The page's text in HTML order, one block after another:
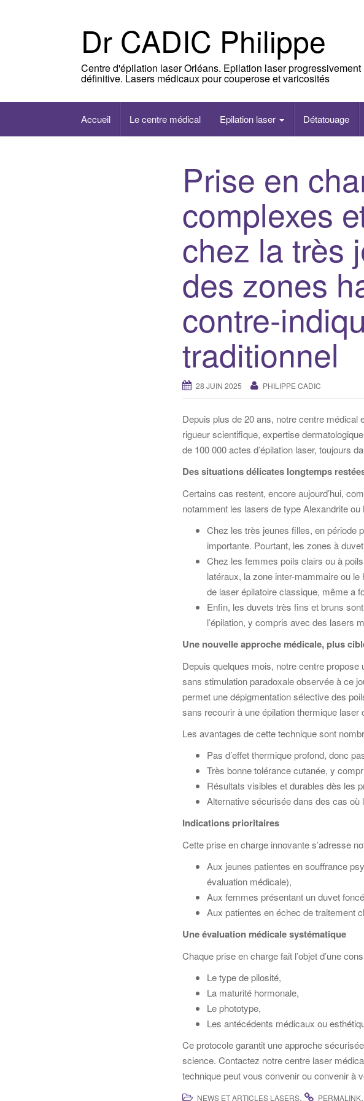
Dr CADIC Philippe
Centre d'épilation laser Orléans. Epilation laser progressivement
définitive. Lasers médicaux pour couperose et varicosités
Accueil Le centre médical Epilation laser Détatouage
Prise en
complexes
chez la très
des zones
contre-
traditionnel
28 JUIN 2025 PHILIPPE CADIC
Depuis plus de 20 ans, notre centre médical
rigueur scientifique, expertise
de 100 000 actes d’épilation laser, toujours
Des situations délicates longtemps
Certains cas restent, encore aujourd’hui,
notamment les lasers de type Alexandrite ou
Chez les très jeunes filles, en période
importante. Pourtant, les zones à
Chez les femmes poils clairs ou à
latéraux, la zone inter-mammaire ou
de laser épilatoire classique, même a
Enfin, les duvets très fins et bruns
l’épilation, y compris avec des lasers
Une nouvelle approche médicale, plus
Depuis quelques mois, notre centre propose
sans stimulation paradoxale observée à ce
permet une dépigmentation sélective des
sans recourir à une épilation thermique laser
Les avantages de cette technique sont
Pas d’effet thermique profond, donc
Très bonne tolérance cutanée, y
Résultats visibles et durables dès les
Alternative sécurisée dans des cas où
Indications prioritaires
Cette prise en charge innovante s’adresse
Aux jeunes patientes en souffrance
évaluation médicale),
Aux femmes présentant un duvet
Aux patientes en échec de traitement
Une évaluation médicale systématique
Chaque prise en charge fait l’objet d’une
Le type de pilosité,
La maturité hormonale,
Le phototype,
Les antécédents médicaux ou
Ce protocole garantit une approche
science. Contactez notre centre laser
technique peut vous convenir ou convenir à
NEWS ET ARTICLES LASERS. PERMALINK.